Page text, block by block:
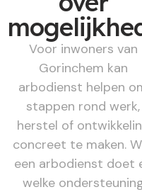
Voor inwoners van
Gorinchem kan
arbodienst helpen
stappen rond werk,
herstel of
concreet te maken.
een arbodienst doet
welke